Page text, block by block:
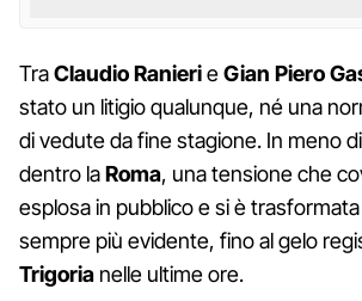
TraClaudio RanierieGian Piero
stato un litigio qualunque, né una
di vedute da fine stagione. In meno
dentro laRoma, una tensione che
esplosa in pubblico e si è
sempre più evidente, fino al gelo
Trigoria nelle ultime ore.